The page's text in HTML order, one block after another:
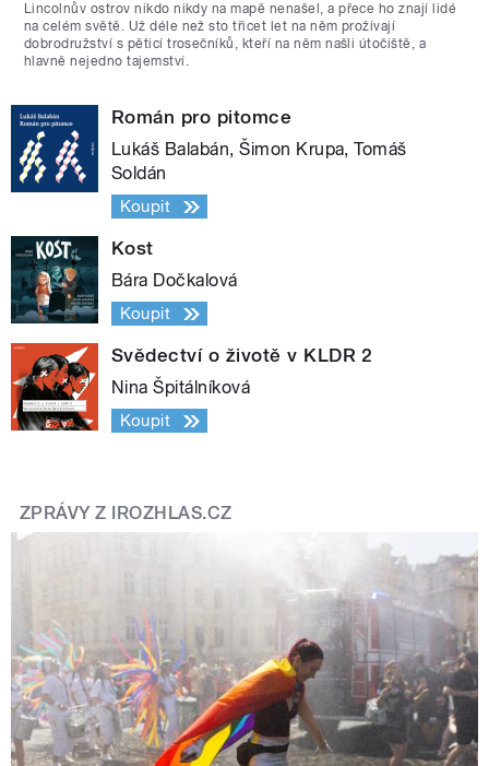
Lincolnův ostrov nikdo nikdy na mapě nenašel, a přece ho znají lidé
na celém světě. Už déle než sto třicet let na něm prožívají
dobrodružství s pěticí trosečníků, kteří na něm našli útočiště, a
hlavně nejedno tajemství.
Román pro pitomce
Lukáš Balabán, Šimon Krupa, Tomáš
Soldán
Koupit
Kost
Bára Dočkalová
Koupit
Svědectví o životě v KLDR 2
Nina Špitálníková
Koupit
ZPRÁVY Z IROZHLAS.CZ